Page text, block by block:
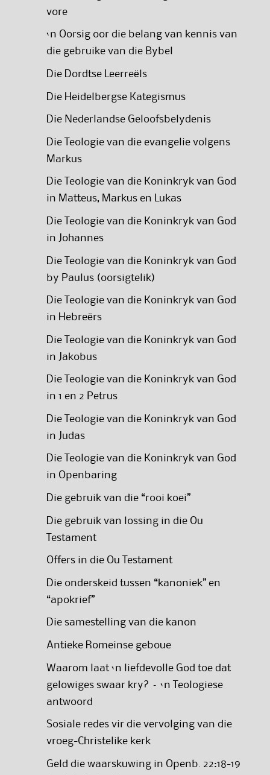
vore
‘n Oorsig oor die belang van kennis van
die gebruike van die Bybel
Die Dordtse Leerreëls
Die Heidelbergse Kategismus
Die Nederlandse Geloofsbelydenis
Die Teologie van die evangelie volgens
Markus
Die Teologie van die Koninkryk van God
in Matteus, Markus en Lukas
Die Teologie van die Koninkryk van God
in Johannes
Die Teologie van die Koninkryk van God
by Paulus (oorsigtelik)
Die Teologie van die Koninkryk van God
in Hebreërs
Die Teologie van die Koninkryk van God
in Jakobus
Die Teologie van die Koninkryk van God
in 1 en 2 Petrus
Die Teologie van die Koninkryk van God
in Judas
Die Teologie van die Koninkryk van God
in Openbaring
Die gebruik van die “rooi koei”
Die gebruik van lossing in die Ou
Testament
Offers in die Ou Testament
Die onderskeid tussen “kanoniek” en
“apokrief”
Die samestelling van die kanon
Antieke Romeinse geboue
Waarom laat ‘n liefdevolle God toe dat
gelowiges swaar kry? – ‘n Teologiese
antwoord
Sosiale redes vir die vervolging van die
vroeg-Christelike kerk
Geld die waarskuwing in Openb. 22:18-19